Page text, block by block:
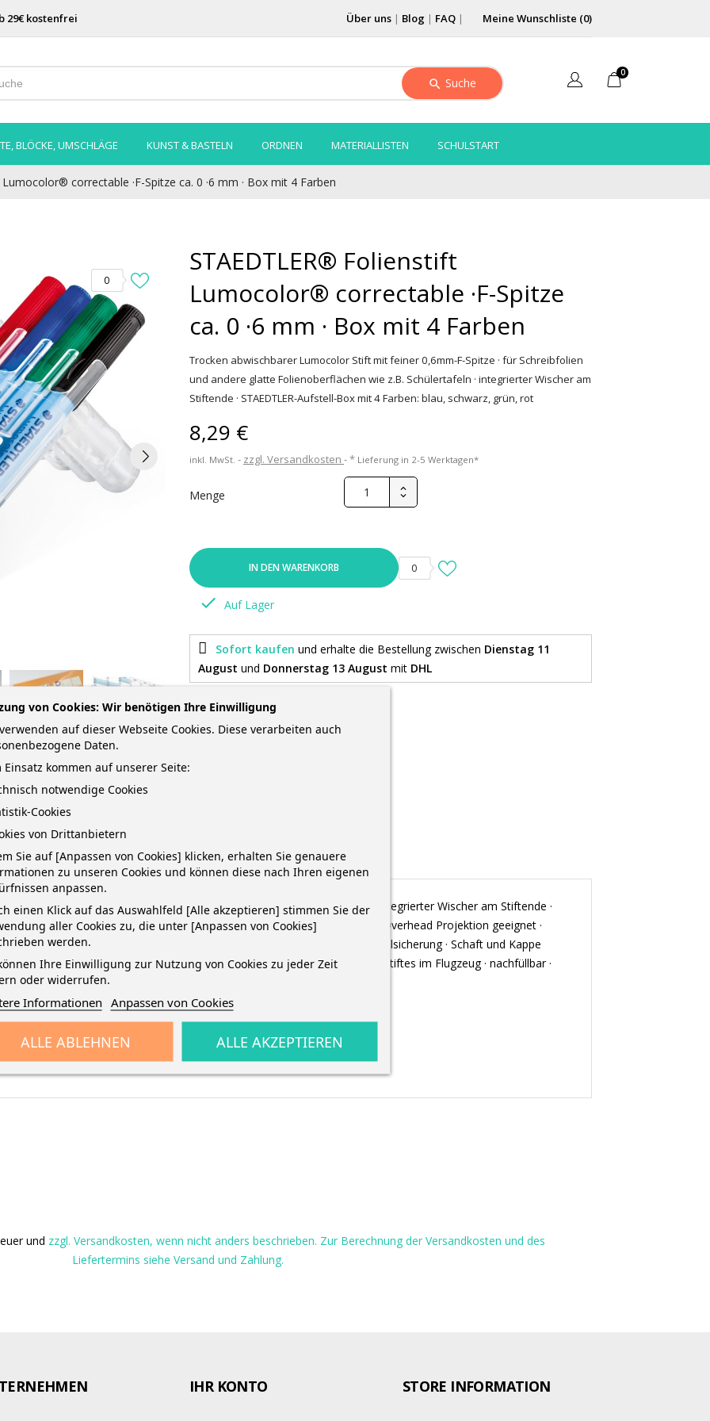
29€ kostenfrei Über uns| Blog | FAQ| Meine Wunschliste (0)
Suche
0
BLÖCKE, UMSCHLÄGE KUNST & BASTELN ORDNEN MATERIALLISTEN SCHULSTART
correctable ·F-Spitze ca. 0 ·6 mm · Box mit 4 Farben
0
STAEDTLER® Folienstift
Lumocolor® correctable ·F-Spitze
ca. 0 ·6 mm · Box mit 4 Farben
Trocken abwischbarer Lumocolor Stift mit feiner 0,6mm-F-Spitze · für Schreibfolien
und andere glatte Folienoberflächen wie z.B. Schülertafeln · integrierter Wischer am
Stiftende · STAEDTLER-Aufstell-Box mit 4 Farben: blau, schwarz, grün, rot
8,29 €
inkl. MwSt. zzgl. Versandkosten * Lieferung in 2-5 Werktagen*
Menge
IN DEN WARENKORB 0
 Auf Lager
Sofort kaufen und erhalte die Bestellung zwischen Dienstag 11
August und Donnerstag 13 August mit DHL
305 · trocken abwischbarer Lumocolor Stift - F-Spitze, ca. 0,6 mm · integrierter Wischer am Stiftende ·
wie z.B.Sichthüllen und Laminate sowie Schülertafeln · für die Overhead Projektion geeignet ·
· geruchsarm · lichtbeständig · schlägt nicht durch Papier · Kappe mit Abrollsicherung · Schaft und Kappe
safe, automatischer Druckausgleich verhindert das Auslaufen des Stiftes im Flugzeug · nachfüllbar ·
blau, schwarz, grün, rot
und zzgl. Versandkosten, wenn nicht anders beschrieben. Zur Berechnung der Versandkosten und des
Liefertermins siehe Versand und Zahlung.
IHR KONTO STORE INFORMATION
von Cookies: Wir benötigen Ihre Einwilligung
auf dieser Webseite Cookies. Diese verarbeiten auch
Daten.
Einsatz kommen auf unserer Seite:
notwendige Cookies
Cookies
von Drittanbietern
Sie auf [Anpassen von Cookies] klicken, erhalten Sie genauere
zu unseren Cookies und können diese nach Ihren eigenen
anpassen.
einen Klick auf das Auswahlfeld [Alle akzeptieren] stimmen Sie der
aller Cookies zu, die unter [Anpassen von Cookies]
werden.
Ihre Einwilligung zur Nutzung von Cookies zu jeder Zeit
oder widerrufen.
Informationen Anpassen von Cookies
ALLE ABLEHNEN ALLE AKZEPTIEREN